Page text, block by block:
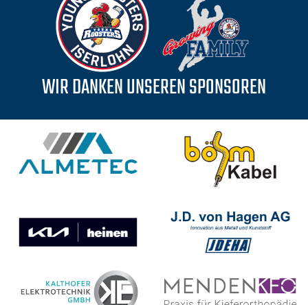
WIR DANKEN UNSEREN SPONSOREN